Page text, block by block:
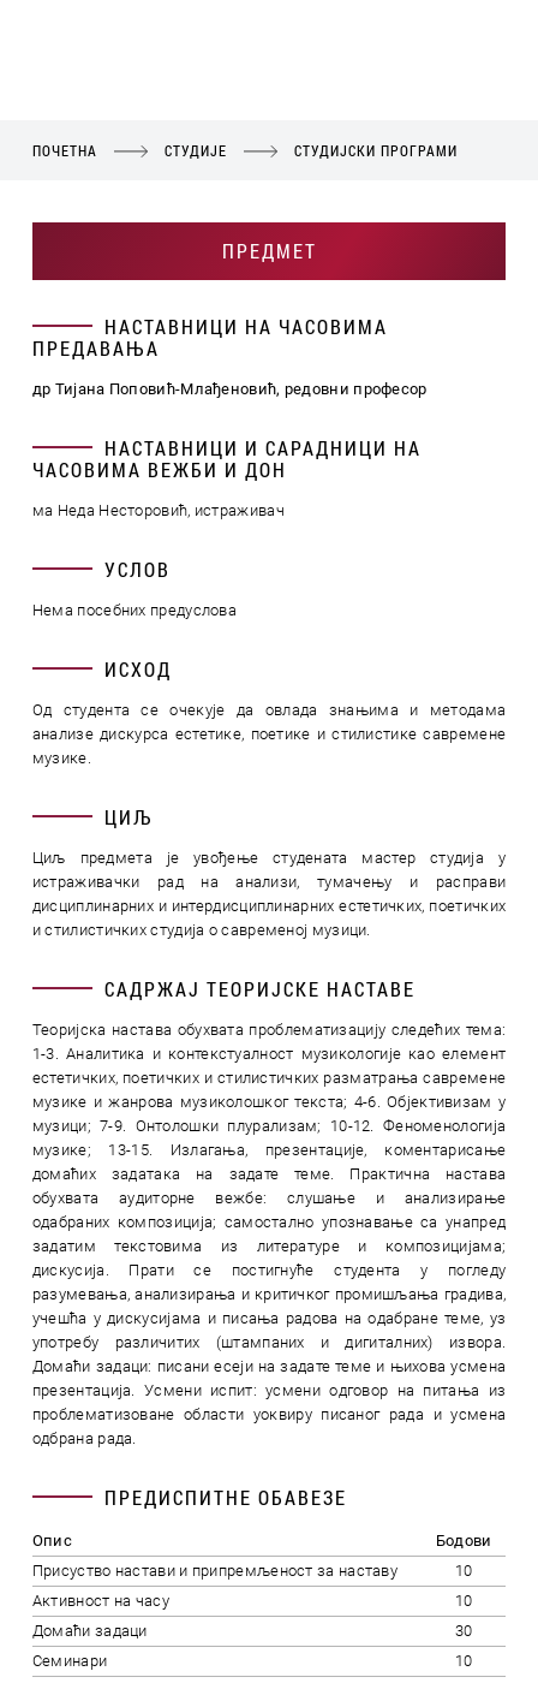
ПОЧЕТНА СТУДИЈЕ СТУДИЈСКИ ПРОГРАМИ
ПРЕДМЕТ
НАСТАВНИЦИ НА ЧАСОВИМА
ПРЕДАВАЊА
др Тијана Поповић-Млађеновић, редовни професор
НАСТАВНИЦИ И САРАДНИЦИ НА
ЧАСОВИМА ВЕЖБИ И ДОН
ма Неда Несторовић, истраживач
УСЛОВ
Нема посебних предуслова
ИСХОД
Од студента се очекује да овлада знањима и методама
анализе дискурса естетике, поетике и стилистике савремене
музике.
ЦИЉ
Циљ предмета је увођење студената мастер студија у
истраживачки рад на анализи, тумачењу и расправи
дисциплинарних и интердисциплинарних естетичких, поетичких
и стилистичких студија о савременој музици.
САДРЖАЈ ТЕОРИЈСКЕ НАСТАВЕ
Теоријска настава обухвата проблематизацију следећих тема:
1-3. Аналитика и контекстуалност музикологије као елемент
естетичких, поетичких и стилистичких разматрања савремене
музике и жанрова музиколошког текста; 4-6. Објективизам у
музици; 7-9. Онтолошки плурализам; 10-12. Феноменологија
музике; 13-15. Излагања, презентације, коментарисање
домаћих задатака на задате теме. Практична настава
обухвата аудиторне вежбе: слушање и анализирање
одабраних композиција; самостално упознавање са унапред
задатим текстовима из литературе и композицијама;
дискусија. Прати се постигнуће студента у погледу
разумевања, анализирања и критичког промишљања градива,
учешћа у дискусијама и писања радова на одабране теме, уз
употребу различитих (штампаних и дигиталних) извора.
Домаћи задаци: писани есеји на задате теме и њихова усмена
презентација. Усмени испит: усмени одговор на питања из
проблематизоване области уоквиру писаног рада и усмена
одбрана рада.
ПРЕДИСПИТНЕ ОБАВЕЗЕ
Опис
Бодови
Присуство настави и припремљеност за наставу
10
Активност на часу
10
Домаћи задаци
30
Семинари
10